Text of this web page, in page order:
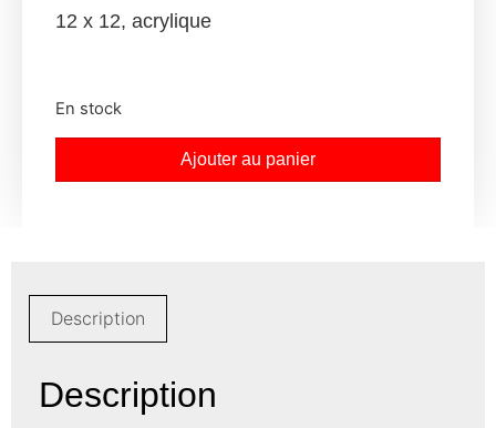
12 x 12, acrylique
En stock
Ajouter au panier
Description
Description